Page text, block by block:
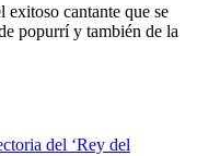
cantante que se
popurrí y también de la